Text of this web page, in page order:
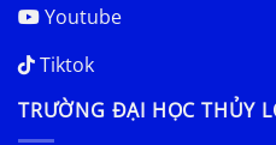
Youtube
Tiktok
TRƯỜNG ĐẠI HỌC THỦY